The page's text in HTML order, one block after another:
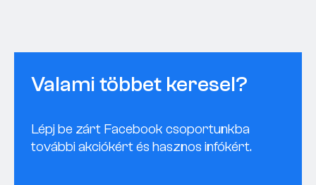
Valami többet keresel?
Lépj be zárt Facebook csoportunkba
további akciókért és hasznos infókért.